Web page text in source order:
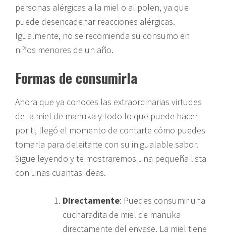
personas alérgicas a la miel o al polen, ya que
puede desencadenar reacciones alérgicas.
Igualmente, no se recomienda su consumo en
niños menores de un año.
Formas de consumirla
Ahora que ya conoces las extraordinarias virtudes
de la miel de manuka y todo lo que puede hacer
por ti, llegó el momento de contarte cómo puedes
tomarla para deleitarte con su inigualable sabor.
Sigue leyendo y te mostraremos una pequeña lista
con unas cuantas ideas.
Directamente: Puedes consumir una
cucharadita de miel de manuka
directamente del envase. La miel tiene